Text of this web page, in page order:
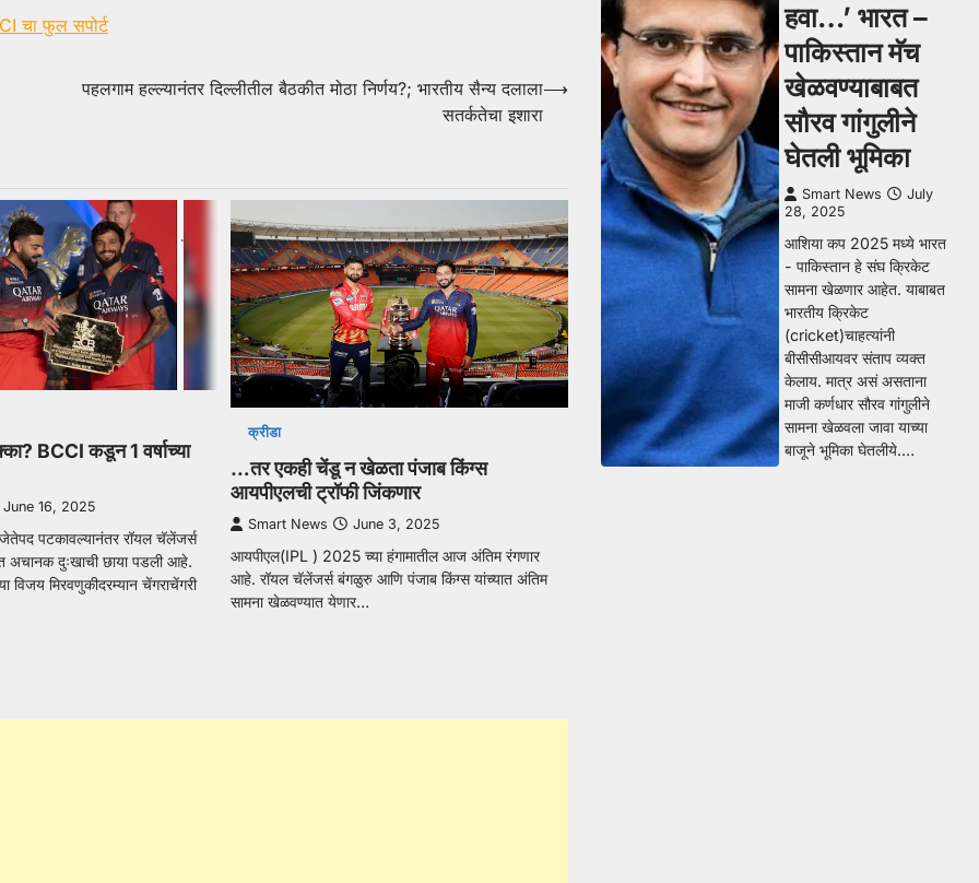
चा फुल सपोर्ट
पहलगाम हल्ल्यानंतर दिल्लीतील बैठकीत मोठा निर्णय?; भारतीय सैन्य दलाला
सतर्कतेचा इशारा
⟶
BCCI कडून 1 वर्षाच्या
June 16, 2025
पटकावल्यानंतर रॉयल चॅलेंजर्स
अचानक दुःखाची छाया पडली आहे.
मिरवणुकीदरम्यान चेंगराचेंगरी
क्रीडा
…तर एकही चेंडू न खेळता पंजाब किंग्स
आयपीएलची ट्रॉफी जिंकणार
Smart News June 3, 2025
आयपीएल(IPL ) 2025 च्या हंगामातील आज अंतिम रंगणार
आहे. रॉयल चॅलेंजर्स बंगळुरु आणि पंजाब किंग्स यांच्यात अंतिम
सामना खेळवण्यात येणार…
हवा…’ भारत –
पाकिस्तान मॅच
खेळवण्याबाबत
सौरव गांगुलीने
घेतली भूमिका
Smart News
July
28, 2025
आशिया कप 2025 मध्ये भारत
- पाकिस्तान हे संघ क्रिकेट
सामना खेळणार आहेत. याबाबत
भारतीय क्रिकेट
(cricket)चाहत्यांनी
बीसीसीआयवर संताप व्यक्त
केलाय. मात्र असं असताना
माजी कर्णधार सौरव गांगुलीने
सामना खेळवला जावा याच्या
बाजूने भूमिका घेतलीये.…